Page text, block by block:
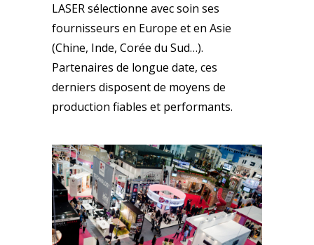
LASER sélectionne avec soin ses
fournisseurs en Europe et en Asie
(Chine, Inde, Corée du Sud…).
Partenaires de longue date, ces
derniers disposent de moyens de
production fiables et performants.